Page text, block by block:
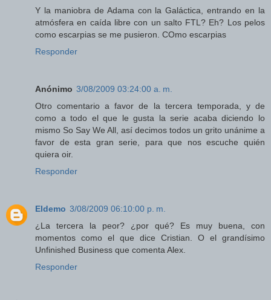
Y la maniobra de Adama con la Galáctica, entrando en la
atmósfera en caída libre con un salto FTL? Eh? Los pelos
como escarpias se me pusieron. COmo escarpias
Responder
Anónimo 3/08/2009 03:24:00 a. m.
Otro comentario a favor de la tercera temporada, y de
como a todo el que le gusta la serie acaba diciendo lo
mismo So Say We All, así decimos todos un grito unánime a
favor de esta gran serie, para que nos escuche quién
quiera oir.
Responder
Eldemo 3/08/2009 06:10:00 p. m.
¿La tercera la peor? ¿por qué? Es muy buena, con
momentos como el que dice Cristian. O el grandísimo
Unfinished Business que comenta Alex.
Responder